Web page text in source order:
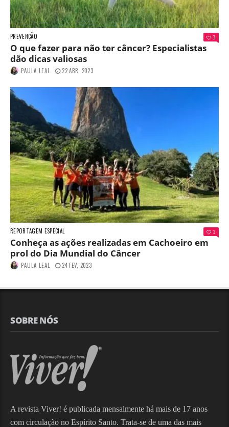
PREVENÇÃO 3
O que fazer para não ter câncer? Especialistas
dão dicas valiosas
PAULA LEAL 22 ABR, 2023
REPORTAGEM ESPECIAL 1
Conheça as ações realizadas em Cachoeiro em
prol do Dia Mundial do Câncer
PAULA LEAL 24 FEV, 2023
SOBRE NÓS
A revista Viver! é publicada mensalmente há mais de 17 anos
com circulação no Espírito Santo. Trata-se de uma das mais